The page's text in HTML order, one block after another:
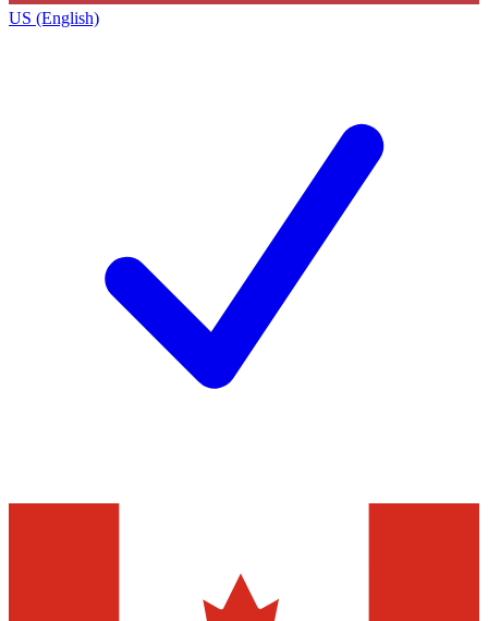
US (English)